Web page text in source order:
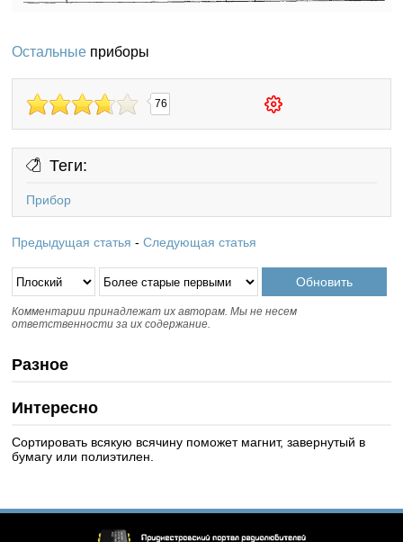
Остальные приборы
76
Теги:
Прибор
Предыдущая статья -Следующая статья
Комментарии принадлежат их авторам. Мы не несем
ответственности за их содержание.
Разное
Интересно
Сортировать всякую всячину поможет магнит, завернутый в
бумагу или полиэтилен.